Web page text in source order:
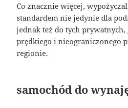
Co znacznie więcej,
standardem nie jedynie dla
jednak też do tych
prędkiego i nieograniczonego
regionie.
samochód do